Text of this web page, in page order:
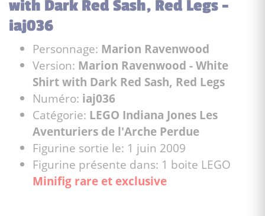
with Dark Red Sash, Red Legs -
iaj036
Personnage: Marion Ravenwood
Version: Marion Ravenwood - White
Shirt with Dark Red Sash, Red Legs
Numéro: iaj036
Catégorie: LEGO Indiana Jones Les
Aventuriers de l'Arche Perdue
Figurine sortie le: 1 juin 2009
Figurine présente dans: 1 boite LEGO
Minifig rare et exclusive